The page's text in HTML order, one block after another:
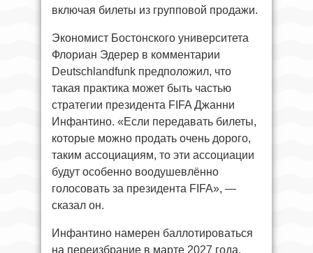
включая билеты из групповой продажи.
Экономист Бостонского университета
Флориан Эдерер в комментарии
Deutschlandfunk предположил, что
такая практика может быть частью
стратегии президента FIFA Джанни
Инфантино. «Если передавать билеты,
которые можно продать очень дорого,
таким ассоциациям, то эти ассоциации
будут особенно воодушевлённо
голосовать за президента FIFA», —
сказал он.
Инфантино намерен баллотироваться
на переизбрание в марте 2027 года.